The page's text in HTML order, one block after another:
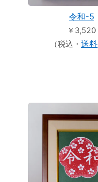
令和-5
￥3,520
（税込・ 送料